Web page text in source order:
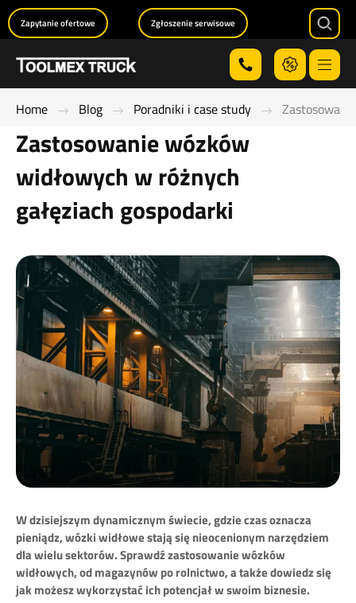
Menu
Zapytanie ofertowe Zgłoszenie serwisowe
Home Blog Poradniki i case study
Zastosowanie wózków
widłowych w różnych
gałęziach gospodarki
W dzisiejszym dynamicznym świecie, gdzie czas oznacza
pieniądz, wózki widłowe stają się nieocenionym narzędziem
dla wielu sektorów. Sprawdź zastosowanie wózków
widłowych, od magazynów po rolnictwo, a także dowiedz się
jak możesz wykorzystać ich potencjał w swoim biznesie.